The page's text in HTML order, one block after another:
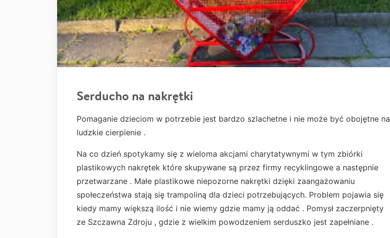
Serducho na nakrętki
Pomaganie dzieciom w potrzebie jest bardzo szlachetne i nie może być obojętne na
ludzkie cierpienie .
Na co dzień spotykamy się z wieloma akcjami charytatywnymi w tym zbiórki
plastikowych nakrętek które skupywane są przez firmy recyklingowe a następnie
przetwarzane . Małe plastikowe niepozorne nakrętki dzięki zaangażowaniu
społeczeństwa stają się trampoliną dla dzieci potrzebujących. Problem pojawia się
kiedy mamy większą ilość i nie wiemy gdzie mamy ją oddać . Pomysł zaczerpnięty
ze Szczawna Zdroju , gdzie z wielkim powodzeniem serduszko jest zapełniane .